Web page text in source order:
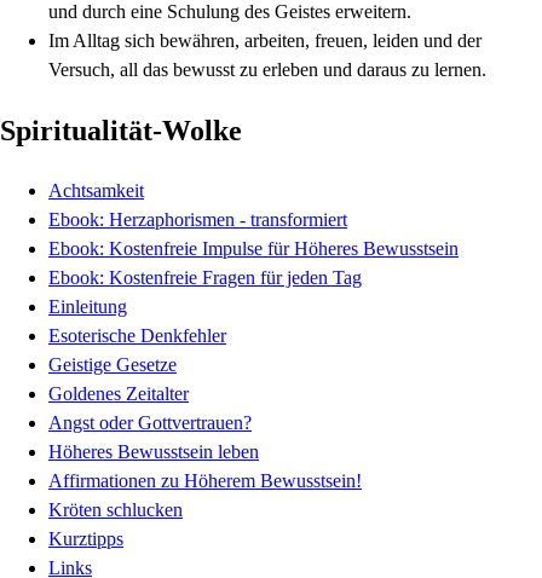
und durch eine Schulung des Geistes erweitern.
Im Alltag sich bewähren, arbeiten, freuen, leiden und der
Versuch, all das bewusst zu erleben und daraus zu lernen.
Spiritualität-Wolke
Achtsamkeit
Ebook: Herzaphorismen - transformiert
Ebook: Kostenfreie Impulse für Höheres Bewusstsein
Ebook: Kostenfreie Fragen für jeden Tag
Einleitung
Esoterische Denkfehler
Geistige Gesetze
Goldenes Zeitalter
Angst oder Gottvertrauen?
Höheres Bewusstsein leben
Affirmationen zu Höherem Bewusstsein!
Kröten schlucken
Kurztipps
Links